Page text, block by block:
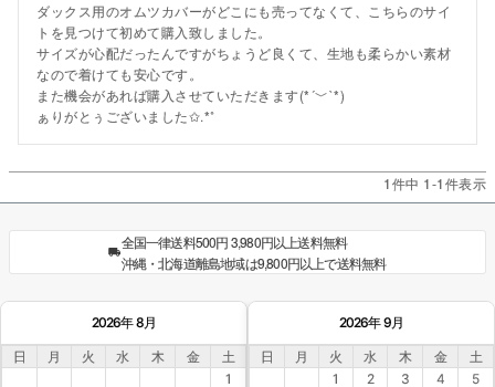
ダックス用のオムツカバーがどこにも売ってなくて、こちらのサイ
トを見つけて初めて購入致しました。
サイズが心配だったんですがちょうど良くて、生地も柔らかい素材
なので着けても安心です。
また機会があれば購入させていただきます(*´﹀`*)
ぁりがとぅございました✩.*˚
1件中 1-1件表示
全国一律送料500円 3,980円以上送料無料
沖縄・北海道離島地域は9,800円以上で送料無料
2026年 8月
日 月 火 水 木 金
土
1
2026年 9月
日 月 火 水 木 金
土
1
2 3 4 5